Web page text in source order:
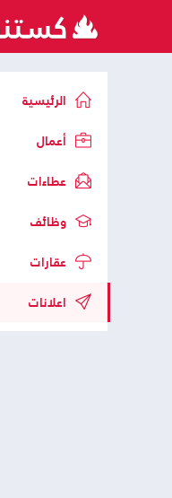
الرئيسية
أعمال
عطاءات
وظائف
عقارات
اعلانات
مؤسسات غير ربحيةاعلانات شركات خاصة